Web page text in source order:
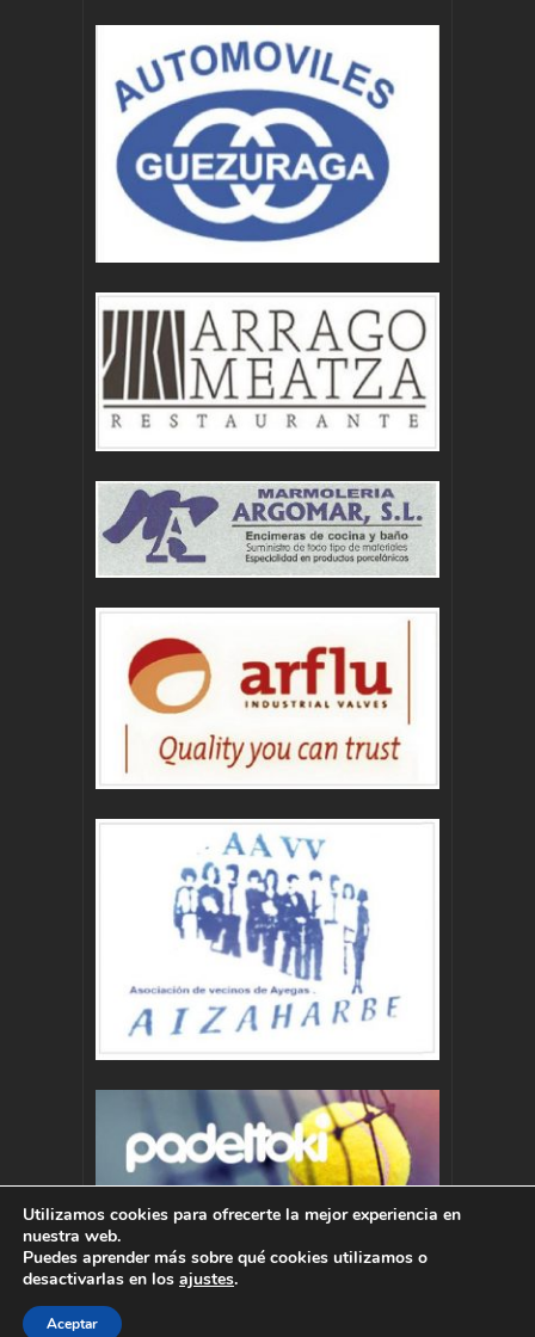
Autor : Pablo Momoitio - pablo@momoitio.com
Utilizamos cookies para ofrecerte la mejor experiencia en
nuestra web.
Puedes aprender más sobre qué cookies utilizamos o
desactivarlas en los ajustes.
Aceptar